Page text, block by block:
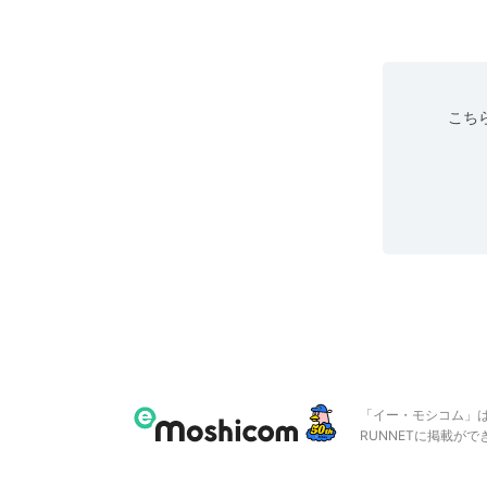
こち
「イー・モシコム
RUNNETに掲載がで